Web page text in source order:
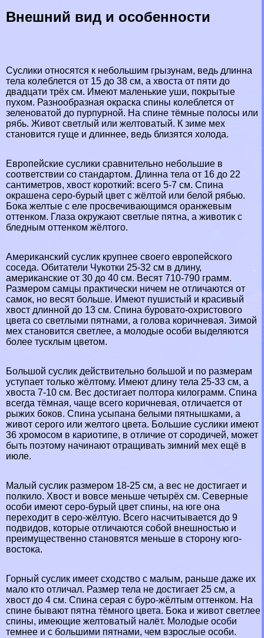
Внешний вид и особенности
Суслики относятся к небольшим грызунам, ведь длинна
тела колeблется от 15 до 38 см, а хвоста от пяти до
двадцати трёх см. Имеют маленькие уши, покрытые
пухом. Разнообразная окраска спины колeблется от
зеленоватой до пурпурной. На спине тёмные полосы или
рябь. Живот светлый или желтоватый. К зиме мех
становится гуще и длиннее, ведь близятся холода.
Европейские суслики сравнительно небольшие в
соответствии со стандартом. Длинна тела от 16 до 22
сантиметров, хвост короткий: всего 5-7 см. Спина
окрашена серо-бурый цвет с жёлтой или белой рябью.
Бока желтые с еле просвечивающимся оранжевым
оттенком. Глаза окружают светлые пятна, а животик с
бледным оттенком жёлтого.
Американский суслик крупнее своего европейского
соседа. Обитатели Чукотки 25-32 см в длину,
американские от 30 до 40 см. Весят 710-790 грамм.
Размером самцы пpaктически ничем не отличаются от
самок, но весят больше. Имеют пушистый и красивый
хвост длинной до 13 см. Спина буровато-охристового
цвета со светлыми пятнами, а голова коричневая. Зимой
мех становится светлее, а молодые особи выделяются
более тусклым цветом.
Большой суслик действительно большой и по размерам
уступает только жёлтому. Имеют длину тела 25-33 см, а
хвоста 7-10 см. Вес достигает полтора килограмм. Спина
всегда тёмная, чаще всего коричневая, отличается от
рыжих боков. Спина усыпана белыми пятнышками, а
живот серого или желтого цвета. Большие суслики имеют
36 хромосом в кариотипе, в отличие от сородичей, может
быть поэтому начинают отращивать зимний мех ещё в
июле.
Малый суслик размером 18-25 см, а вес не достигает и
полкило. Хвост и вовсе меньше четырёх см. Северные
особи имеют серо-бурый цвет спины, на юге она
переходит в серо-жёлтую. Всего насчитывается до 9
подвидов, которые отличаются собой внешностью и
преимущественно становятся меньше в сторону юго-
востока.
Горный суслик имеет сходство с малым, раньше даже их
мало кто отличал. Размер тела не достигает 25 см, а
хвост до 4 см. Спина серая с буро-жёлтым оттенком. На
спине бывают пятна тёмного цвета. Бока и живот светлее
спины, имеющие желтоватый налёт. Молодые особи
темнее и с большими пятнами, чем взрослые особи.